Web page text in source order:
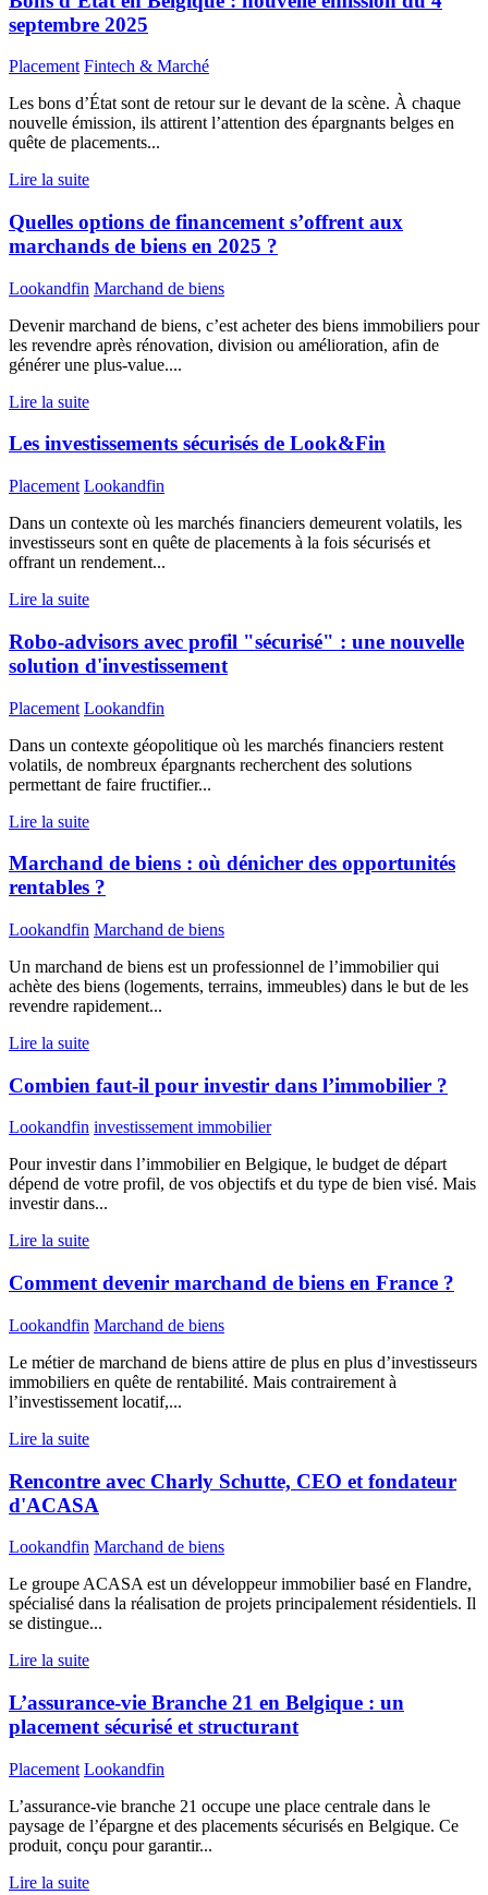
septembre 2025
Placement Fintech & Marché
Les bons d’État sont de retour sur le devant de la scène. À chaque
nouvelle émission, ils attirent l’attention des épargnants belges en
quête de placements...
Lire la suite
Quelles options de financement s’offrent aux
marchands de biens en 2025 ?
Lookandfin Marchand de biens
Devenir marchand de biens, c’est acheter des biens immobiliers pour
les revendre après rénovation, division ou amélioration, afin de
générer une plus-value....
Lire la suite
Les investissements sécurisés de Look&Fin
Placement Lookandfin
Dans un contexte où les marchés financiers demeurent volatils, les
investisseurs sont en quête de placements à la fois sécurisés et
offrant un rendement...
Lire la suite
Robo-advisors avec profil "sécurisé" : une nouvelle
solution d'investissement
Placement Lookandfin
Dans un contexte géopolitique où les marchés financiers restent
volatils, de nombreux épargnants recherchent des solutions
permettant de faire fructifier...
Lire la suite
Marchand de biens : où dénicher des opportunités
rentables ?
Lookandfin Marchand de biens
Un marchand de biens est un professionnel de l’immobilier qui
achète des biens (logements, terrains, immeubles) dans le but de les
revendre rapidement...
Lire la suite
Combien faut-il pour investir dans l’immobilier ?
Lookandfin investissement immobilier
Pour investir dans l’immobilier en Belgique, le budget de départ
dépend de votre profil, de vos objectifs et du type de bien visé. Mais
investir dans...
Lire la suite
Comment devenir marchand de biens en France ?
Lookandfin Marchand de biens
Le métier de marchand de biens attire de plus en plus d’investisseurs
immobiliers en quête de rentabilité. Mais contrairement à
l’investissement locatif,...
Lire la suite
Rencontre avec Charly Schutte, CEO et fondateur
d'ACASA
Lookandfin Marchand de biens
Le groupe ACASA est un développeur immobilier basé en Flandre,
spécialisé dans la réalisation de projets principalement résidentiels. Il
se distingue...
Lire la suite
L’assurance-vie Branche 21 en Belgique : un
placement sécurisé et structurant
Placement Lookandfin
L’assurance-vie branche 21 occupe une place centrale dans le
paysage de l’épargne et des placements sécurisés en Belgique. Ce
produit, conçu pour garantir...
Lire la suite